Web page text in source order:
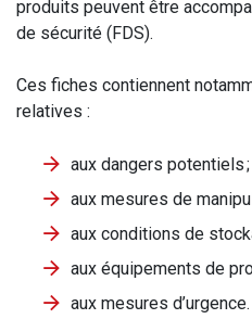
produits peuvent être
de sécurité (FDS).
Ces fiches contiennent
relatives :
aux dangers potentiels ;
aux mesures de
aux conditions de
aux équipements de
aux mesures d’urgence.